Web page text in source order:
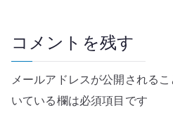
ー
シ
ョ
コメントを残す
メールアドレスが公開されるこ
いている欄は必須項目です